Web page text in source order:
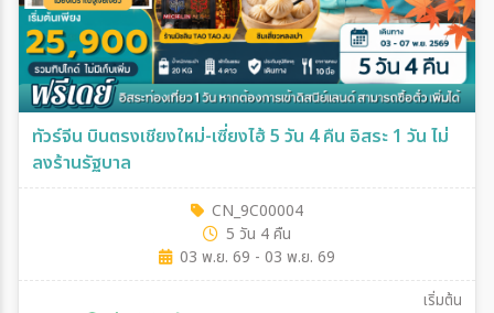
ทัวร์จีน บินตรงเชียงใหม่-เซี่ยงไฮ้ 5 วัน 4 คืน อิสระ 1 วัน ไม่
ลงร้านรัฐบาล
CN_9C00004
5 วัน 4 คืน
03 พ.ย. 69 - 03 พ.ย. 69
เริ่มต้น